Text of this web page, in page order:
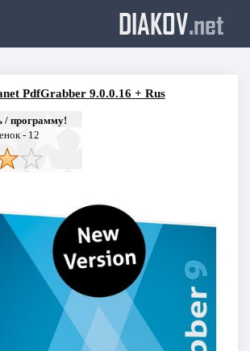
DIAKOV.net
PdfGrabber 9.0.0.16 + Rus
/ программу!
- 12